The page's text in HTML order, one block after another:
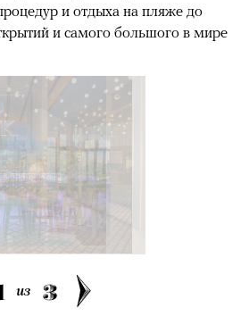
и отдыха на пляже до
и самого большого в мире
из 3